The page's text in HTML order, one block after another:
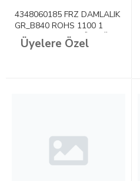
4348060185 FRZ DAMLALIK
GR_B840 ROHS 1100 1
Damlalık-Mazgal (Özel Ürün
Üyelere Özel